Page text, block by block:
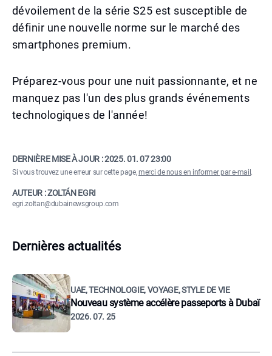
dévoilement de la série S25 est susceptible de
définir une nouvelle norme sur le marché des
smartphones premium.
Préparez-vous pour une nuit passionnante, et ne
manquez pas l'un des plus grands événements
technologiques de l'année!
DERNIÈRE MISE À JOUR :2025. 01. 07 23:00
Si vous trouvez une erreur sur cette page,merci de nous en informer par e-mail .
AUTEUR : ZOLTÁN EGRI
egri.zoltan@dubainewsgroup.com
Dernières actualités
UAE, TECHNOLOGIE, VOYAGE, STYLE DE VIE
Nouveau système accélère passeports à Dubaï
2026. 07. 25